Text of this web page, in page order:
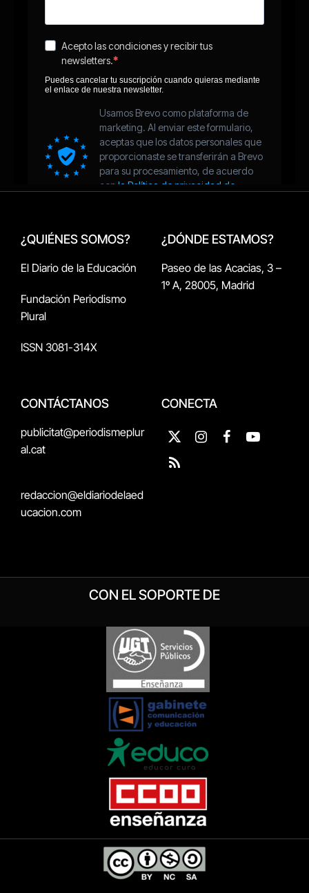
¿QUIÉNES SOMOS?
El Diario de la Educación
Fundación Periodismo
Plural
ISSN 3081-314X
¿DÓNDE ESTAMOS?
Paseo de las Acacias, 3 –
1º A, 28005, Madrid
CONTÁCTANOS
publicitat@periodismeplur
al.cat
redaccion@eldiariodelaed
ucacion.com
CONECTA
X
(Twitter)
InstagramFacebookYouTube
RSS
CON EL SOPORTE DE